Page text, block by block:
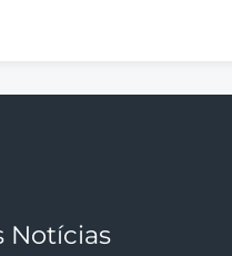
Notícias